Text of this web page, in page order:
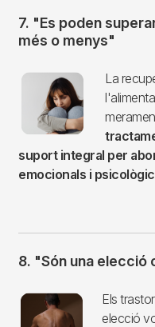
7. "Es poden
més o menys"
Imagen
La
suport integral per
emocionals i
8. "Són una elecció
Imagen
Els
elecció